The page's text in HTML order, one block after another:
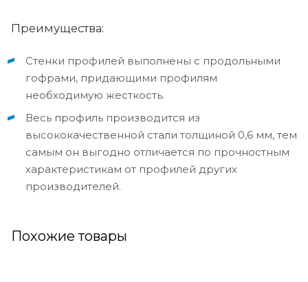
Преимущества:
Стенки профилей выполнены с продольными
гофрами, придающими профилям
необходимую жесткость.
Весь профиль производится из
высококачественной стали толщиной 0,6 мм, тем
самым он выгодно отличается по прочностным
характеристикам от профилей других
производителей.
Похожие товары